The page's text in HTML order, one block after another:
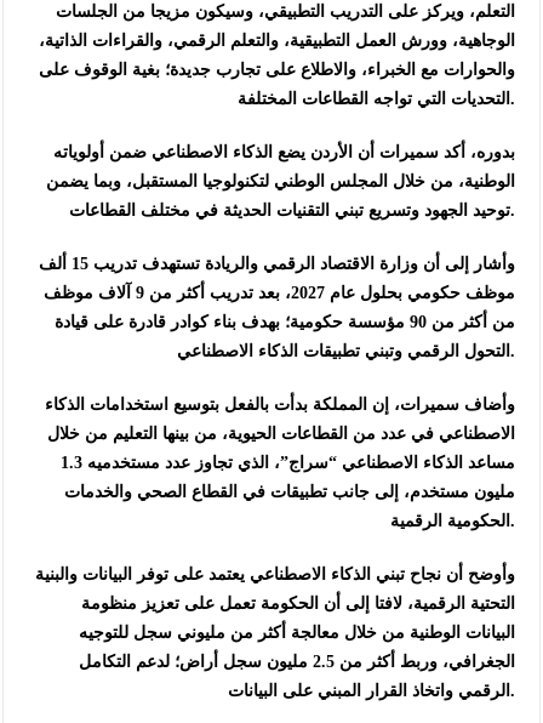
التعلم، ويركز على التدريب التطبيقي، وسيكون مزيجا من الجلسات
الوجاهية، وورش العمل التطبيقية، والتعلم الرقمي، والقراءات الذاتية،
والحوارات مع الخبراء، والاطلاع على تجارب جديدة؛ بغية الوقوف على
التحديات التي تواجه القطاعات المختلفة.
بدوره، أكد سميرات أن الأردن يضع الذكاء الاصطناعي ضمن أولوياته
الوطنية، من خلال المجلس الوطني لتكنولوجيا المستقبل، وبما يضمن
توحيد الجهود وتسريع تبني التقنيات الحديثة في مختلف القطاعات.
وأشار إلى أن وزارة الاقتصاد الرقمي والريادة تستهدف تدريب 15 ألف
موظف حكومي بحلول عام 2027، بعد تدريب أكثر من 9 آلاف موظف
من أكثر من 90 مؤسسة حكومية؛ بهدف بناء كوادر قادرة على قيادة
التحول الرقمي وتبني تطبيقات الذكاء الاصطناعي.
وأضاف سميرات، إن المملكة بدأت بالفعل بتوسيع استخدامات الذكاء
الاصطناعي في عدد من القطاعات الحيوية، من بينها التعليم من خلال
مساعد الذكاء الاصطناعي “سراج”، الذي تجاوز عدد مستخدميه 1.3
مليون مستخدم، إلى جانب تطبيقات في القطاع الصحي والخدمات
الحكومية الرقمية.
وأوضح أن نجاح تبني الذكاء الاصطناعي يعتمد على توفر البيانات والبنية
التحتية الرقمية، لافتا إلى أن الحكومة تعمل على تعزيز منظومة
البيانات الوطنية من خلال معالجة أكثر من مليوني سجل للتوجيه
الجغرافي، وربط أكثر من 2.5 مليون سجل أراض؛ لدعم التكامل
الرقمي واتخاذ القرار المبني على البيانات.